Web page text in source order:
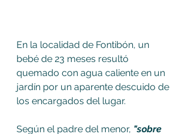
En la localidad de Fontibón, un
bebé de 23 meses resultó
quemado con agua caliente en un
jardín por un aparente descuido de
los encargados del lugar.
Según el padre del menor, "sobre